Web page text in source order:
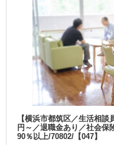
【横浜市都筑区／生活相
円～／退職金あり／社会保
90％以上/70802/【047】